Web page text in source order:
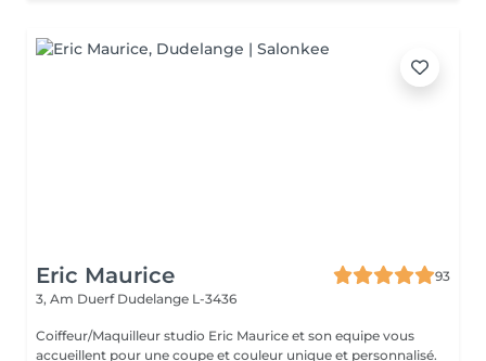
Eric Maurice
93
3, Am Duerf Dudelange L-3436
Coiffeur/Maquilleur studio Eric Maurice et son equipe vous
accueillent pour une coupe et couleur unique et personnalisé.